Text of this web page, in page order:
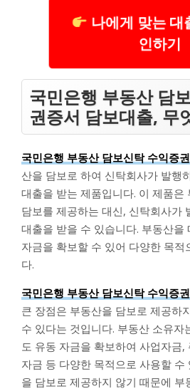
나에게 맞는 대
인하기
국민은행 부동산 담
권증서 담보대출, 무
국민은행 부동산 담보신탁 수익증
산을 담보로 하여 신탁회사가 발행
대출을 받는 제품입니다. 이 제품은
담보를 제공하는 대신, 신탁회사가
대출을 받을 수 있습니다. 부동산을
자금을 확보할 수 있어 다양한 목적
다.
국민은행 부동산 담보신탁 수익증
큰 장점은 부동산을 담보로 제공하
수 있다는 것입니다. 부동산 소유자
도 유동 자금을 확보하여 사업자금
자금 등 다양한 목적으로 사용할 수
을 담보로 제공하지 않기 때문에